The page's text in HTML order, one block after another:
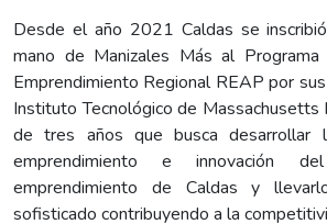
Desde el año 2021 Caldas se
mano de Manizales Más al
Emprendimiento Regional REAP por
Instituto Tecnológico de Massachusetts
de tres años que busca desarrollar
emprendimiento e innovación
emprendimiento de Caldas y
sofisticado contribuyendo a la